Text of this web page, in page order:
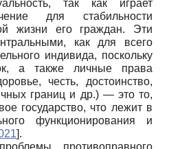
так как играет
для стабильности
жизни его граждан. Эти
как для всего
индивида, поскольку
а также личные права
честь, достоинство,
границ и др.) — это то,
государство, что лежит в
функционирования и
].
противоправного